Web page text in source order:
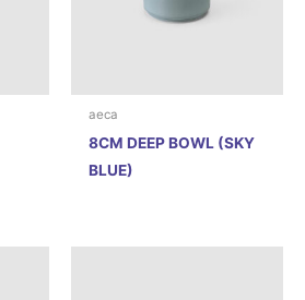
aeca
8CM DEEP BOWL (SKY
BLUE)